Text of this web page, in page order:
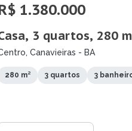
1.380.000
3 quartos, 280
Canavieiras - BA
280 m² 3 quartos 3